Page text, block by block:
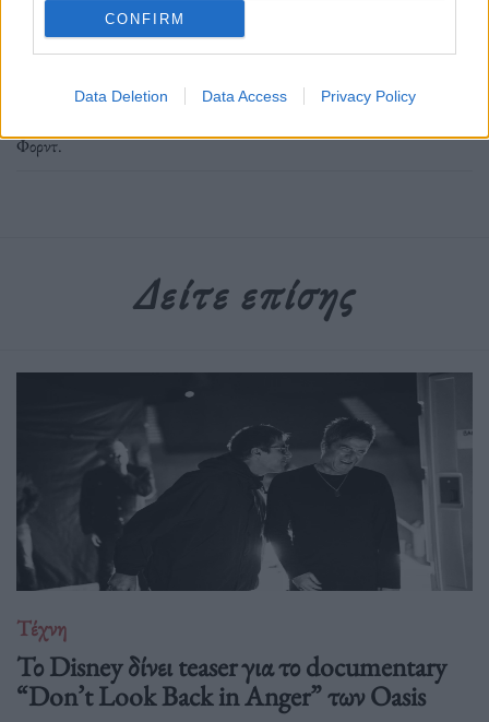
CONFIRM
Data Deletion Data Access Privacy Policy
Newsroom
Φορντ.
Δείτε επίσης
Τέχνη
Το Disney δίνει teaser για το documentary
“Don’t Look Back in Anger” των Oasis